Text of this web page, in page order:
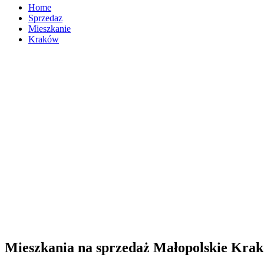
Home
Sprzedaz
Mieszkanie
Kraków
Mieszkania na sprzedaż Małopolskie